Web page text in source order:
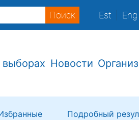
Est Eng
Новости
Подробный